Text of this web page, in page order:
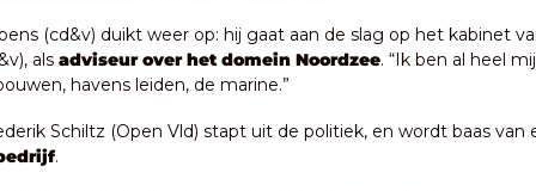
(cd&v) duikt weer op: hij gaat aan de slag op het kabinet
als adviseur over het domein Noordzee. “Ik ben al heel
havens leiden, de marine.”
.